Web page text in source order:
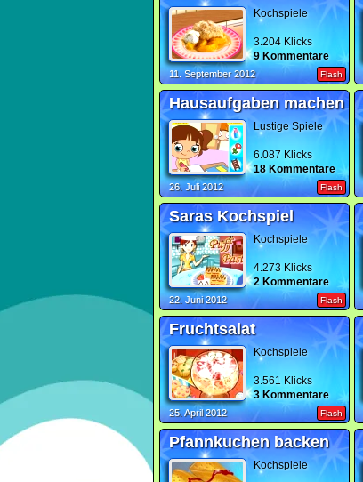
Kochspiele
3.204 Klicks
9 Kommentare
11. September 2012 Flash
Hausaufgaben machen
Lustige Spiele
6.087 Klicks
18 Kommentare
26. Juli 2012 Flash
Saras Kochspiel
Kochspiele
4.273 Klicks
2 Kommentare
22. Juni 2012 Flash
Fruchtsalat
Kochspiele
3.561 Klicks
3 Kommentare
25. April 2012 Flash
Pfannkuchen backen
Kochspiele